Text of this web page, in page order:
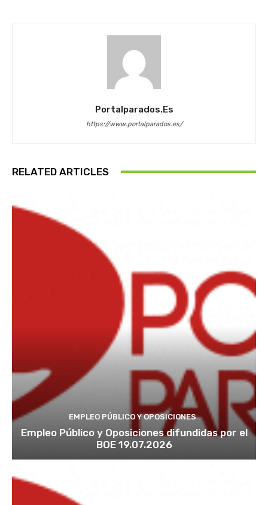
Portalparados.es
https://www.portalparados.es/
RELATED ARTICLES
EMPLEO PÚBLICO Y OPOSICIONES
Empleo Público y Oposiciones difundidas por el
BOE 19.07.2026